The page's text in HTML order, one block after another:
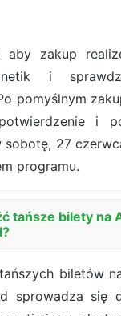
aby zakup
i
pomyślnym
i
sobotę, 27
programu.
tańsze bilety na
biletów
sprowadza się